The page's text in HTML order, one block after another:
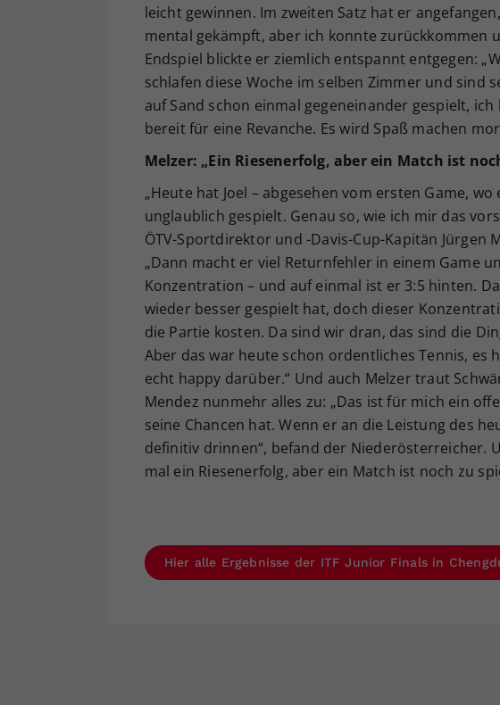
leicht gewinnen. Im zweiten Satz hat er
mental gekämpft, aber ich konnte zurückkommen
Endspiel blickte er ziemlich entspannt entgegen:
schlafen diese Woche im selben Zimmer und sind
auf Sand schon einmal gegeneinander gespielt,
bereit für eine Revanche. Es wird Spaß machen
Melzer: „Ein Riesenerfolg, aber ein Match ist
„Heute hat Joel – abgesehen vom ersten Game,
unglaublich gespielt. Genau so, wie ich mir das
ÖTV-Sportdirektor und -Davis-Cup-Kapitän Jürgen
„Dann macht er viel Returnfehler in einem Game
Konzentration – und auf einmal ist er 3:5 hinten.
wieder besser gespielt hat, doch dieser
die Partie kosten. Da sind wir dran, das sind die
Aber das war heute schon ordentliches Tennis, es
echt happy darüber.“ Und auch Melzer traut
Mendez nunmehr alles zu: „Das ist für mich ein
seine Chancen hat. Wenn er an die Leistung des
definitiv drinnen“, befand der Niederösterreicher.
mal ein Riesenerfolg, aber ein Match ist noch zu
Hier alle Ergebnisse der ITF Junior Finals in